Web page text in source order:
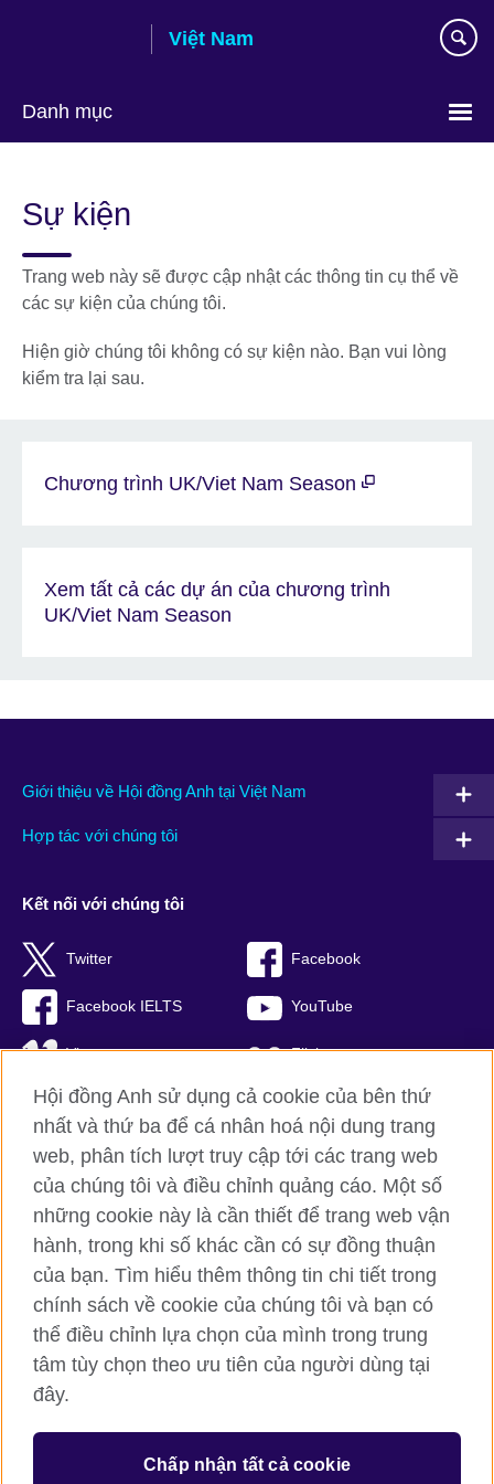
Việt Nam
Danh mục
language
Sự kiện
Trang web này sẽ được cập nhật các thông tin cụ thể về
các sự kiện của chúng tôi.
Hiện giờ chúng tôi không có sự kiện nào. Bạn vui lòng
kiểm tra lại sau.
Chương trình UK/Viet Nam Season
Xem tất cả các dự án của chương trình
UK/Viet Nam Season
Giới thiệu về Hội đồng Anh tại Việt Nam
Hợp tác với chúng tôi
Kết nối với chúng tôi
Twitter Facebook
Facebook IELTS YouTube
Vimeo Flickr
RSS TikTok
Hội đồng Anh toàn cầu
Bảo mật thông tin và quy định sử dụng
Cookie
Sơ đồ trang
© 2026 British Council
British Council (Viet Nam) LLC (
(0)24 37281920; email: bchanoi@britishcouncil.org.vn) is a
subsidiary of the British Council which is the United Kingdom’s
Hội đồng Anh sử dụng cả cookie của bên thứ
nhất và thứ ba để cá nhân hoá nội dung trang
web, phân tích lượt truy cập tới các trang web
của chúng tôi và điều chỉnh quảng cáo. Một số
những cookie này là cần thiết để trang web vận
hành, trong khi số khác cần có sự đồng thuận
của bạn. Tìm hiểu thêm thông tin chi tiết trong
chính sách về cookie của chúng tôi và bạn có
thể điều chỉnh lựa chọn của mình trong trung
tâm tùy chọn theo ưu tiên của người dùng tại
đây.
Chấp nhận tất cả cookie